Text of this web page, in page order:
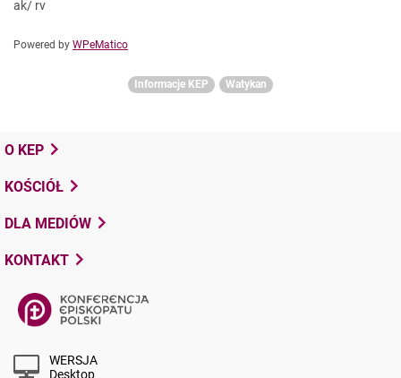
ak/ rv
Powered by WPeMatico
Informacje KEP Watykan
O KEP
KOŚCIÓŁ
DLA MEDIÓW
KONTAKT
WERSJA
Desktop